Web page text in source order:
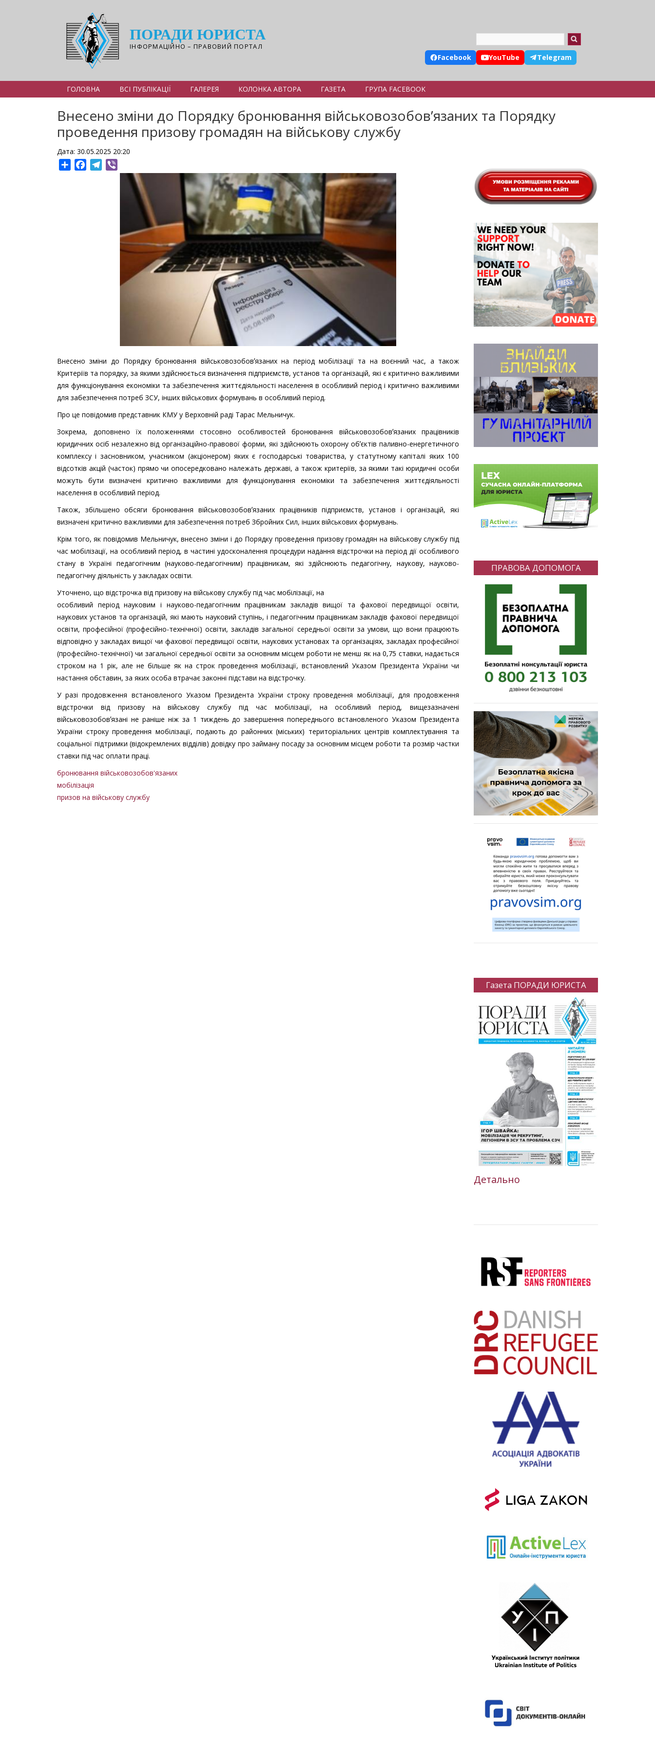
ПОРАДИ ЮРИСТА
ІНФОРМАЦІЙНО – ПРАВОВИЙ ПОРТАЛ
Facebook YouTube Telegram
ГОЛОВНА ВСІ ПУБЛІКАЦІЇ ГАЛЕРЕЯ КОЛОНКА АВТОРА ГАЗЕТА ГРУПА FACEBOOK
Внесено зміни до Порядку бронювання військовозобовʼязаних та Порядку
проведення призову громадян на військову службу
Дата: 30.05.2025 20:20
ShareFacebookTelegram
Внесено зміни до Порядку бронювання військовозобовʼязаних на період мобілізації та на воєнний час, а також
Критеріїв та порядку, за якими здійснюється визначення підприємств, установ та організацій, які є критично важливими
для функціонування економіки та забезпечення життєдіяльності населення в особливий період і критично важливими
для забезпечення потреб ЗСУ, інших військових формувань в особливий період.
Про це повідомив представник КМУ у Верховній раді Тарас Мельничук.
Зокрема, доповнено їх положеннями стосовно особливостей бронювання військовозобовʼязаних працівників
юридичних осіб незалежно від організаційно-правової форми, які здійснюють охорону обʼєктів паливно-енергетичного
комплексу і засновником, учасником (акціонером) яких є господарські товариства, у статутному капіталі яких 100
відсотків акцій (часток) прямо чи опосередковано належать державі, а також критеріїв, за якими такі юридичні особи
можуть бути визначені критично важливими для функціонування економіки та забезпечення життєдіяльності
населення в особливий період.
Також, збільшено обсяги бронювання військовозобовʼязаних працівників підприємств, установ і організацій, які
визначені критично важливими для забезпечення потреб Збройних Сил, інших військових формувань.
Крім того, як повідомив Мельничук, внесено зміни і до Порядку проведення призову громадян на військову службу під
час мобілізації, на особливий період, в частині удосконалення процедури надання відстрочки на період дії особливого
стану в Україні педагогічним (науково-педагогічним) працівникам, які здійснюють педагогічну, наукову, науково-
педагогічну діяльність у закладах освіти.
Уточнено, що відстрочка від призову на військову службу під час мобілізації, на
особливий період науковим і науково-педагогічним працівникам закладів вищої та фахової передвищої освіти,
наукових установ та організацій, які мають науковий ступінь, і педагогічним працівникам закладів фахової передвищої
освіти, професійної (професійно-технічної) освіти, закладів загальної середньої освіти за умови, що вони працюють
відповідно у закладах вищої чи фахової передвищої освіти, наукових установах та організаціях, закладах професійної
(професійно-технічної) чи загальної середньої освіти за основним місцем роботи не менш як на 0,75 ставки, надається
строком на 1 рік, але не більше як на строк проведення мобілізації, встановлений Указом Президента України чи
настання обставин, за яких особа втрачає законні підстави на відстрочку.
У разі продовження встановленого Указом Президента України строку проведення мобілізації, для продовження
відстрочки від призову на військову службу під час мобілізації, на особливий період, вищезазначені
військовозобовʼязані не раніше ніж за 1 тиждень до завершення попереднього встановленого Указом Президента
України строку проведення мобілізації, подають до районних (міських) територіальних центрів комплектування та
соціальної підтримки (відокремлених відділів) довідку про займану посаду за основним місцем роботи та розмір частки
ставки під час оплати праці.
бронювання військовозобов'язаних
мобілізація
призов на військову службу
ПРАВОВА ДОПОМОГА
Газета ПОРАДИ ЮРИСТА
Детально